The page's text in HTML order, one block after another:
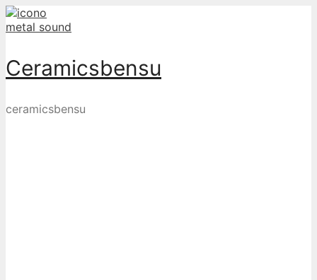
Skip
to
Ceramicsbensu
ceramicsbensu